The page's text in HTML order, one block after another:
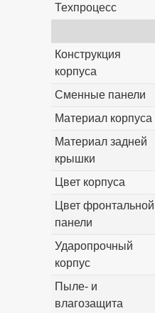
Техпроцесс
Конструкция
корпуса
Сменные панели
Материал корпуса
Материал задней
крышки
Цвет корпуса
Цвет фронтальной
панели
Ударопрочный
корпус
Пыле- и
влагозащита